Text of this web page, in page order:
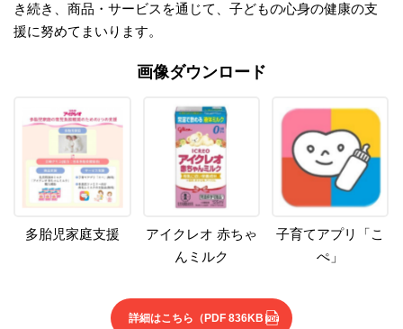
き続き、商品・サービスを通じて、子どもの心身の健康の支
援に努めてまいります。
画像ダウンロード
多胎児家庭支援
アイクレオ 赤ちゃ
んミルク
子育てアプリ「こ
ぺ」
詳細はこちら （PDF 836KB）